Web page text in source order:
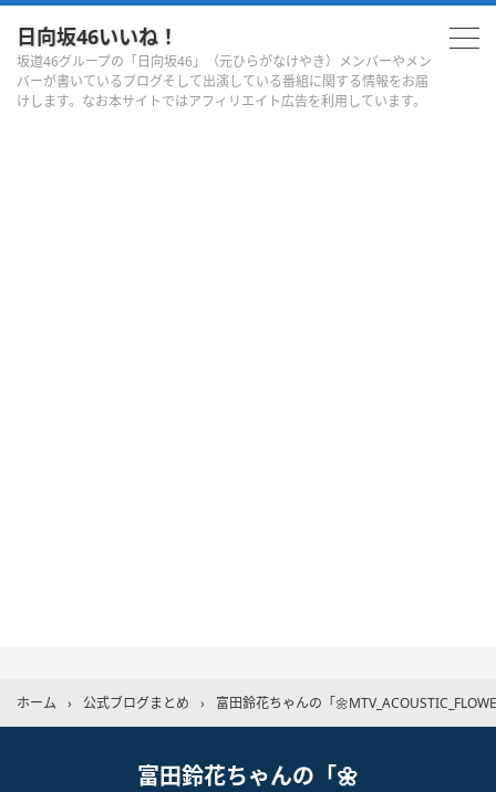
日向坂46いいね！
坂道46グループの「日向坂46」（元ひらがなけやき）メンバーやメン
バーが書いているブログそして出演している番組に関する情報をお届
けします。なお本サイトではアフィリエイト広告を利用しています。
ホーム › 公式ブログまとめ › 富田鈴花ちゃんの「
富田鈴花ちゃんの「🌼